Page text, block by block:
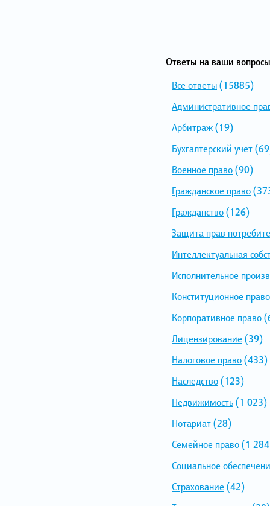
Ответы на ваши
Все ответы(15885)
Административное
Арбитраж(19)
Бухгалтерский учет
Военное право(90)
Гражданское право
Гражданство(126)
Защита прав
Интеллектуальная
Исполнительное
Конституционное право
Корпоративное право
Лицензирование (39)
Налоговое право(433)
Наследство(123)
Недвижимость(1 023)
Нотариат(28)
Семейное право(1
Социальное
Страхование (42)